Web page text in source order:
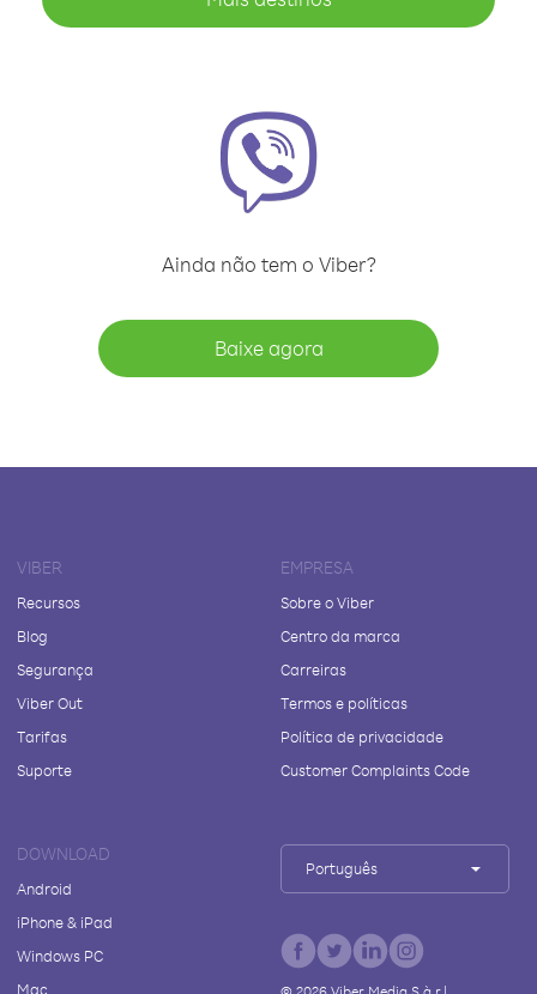
Ainda não tem o Viber?
Baixe agora
VIBER
Recursos
Blog
Segurança
Viber Out
Tarifas
Suporte
EMPRESA
Sobre o Viber
Centro da marca
Carreiras
Termos e políticas
Política de privacidade
Customer Complaints Code
DOWNLOAD
Android
iPhone & iPad
Windows PC
Mac
Português